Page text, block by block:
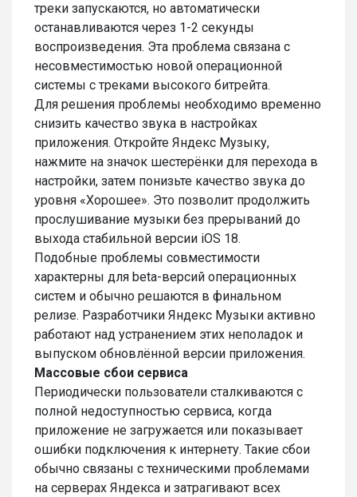
треки запускаются, но автоматически
останавливаются через 1-2 секунды
воспроизведения. Эта проблема связана с
несовместимостью новой операционной
системы с треками высокого битрейта.
Для решения проблемы необходимо временно
снизить качество звука в настройках
приложения. Откройте Яндекс Музыку,
нажмите на значок шестерёнки для перехода в
настройки, затем понизьте качество звука до
уровня «Хорошее». Это позволит продолжить
прослушивание музыки без прерываний до
выхода стабильной версии iOS 18.
Подобные проблемы совместимости
характерны для beta-версий операционных
систем и обычно решаются в финальном
релизе. Разработчики Яндекс Музыки активно
работают над устранением этих неполадок и
выпуском обновлённой версии приложения.
Массовые сбои сервиса
Периодически пользователи сталкиваются с
полной недоступностью сервиса, когда
приложение не загружается или показывает
ошибки подключения к интернету. Такие сбои
обычно связаны с техническими проблемами
на серверах Яндекса и затрагивают всех